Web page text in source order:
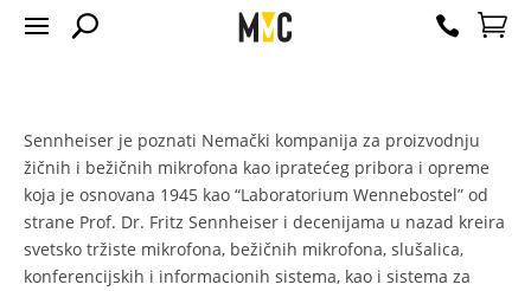
Sennheiser je poznati Nemački kompanija za proizvodnju
žičnih i bežičnih mikrofona kao ipratećeg pribora i opreme
koja je osnovana 1945 kao “Laboratorium Wennebostel” od
strane Prof. Dr. Fritz Sennheiser i decenijama u nazad kreira
svetsko tržiste mikrofona, bežičnih mikrofona, slušalica,
konferencijskih i informacionih sistema, kao i sistema za